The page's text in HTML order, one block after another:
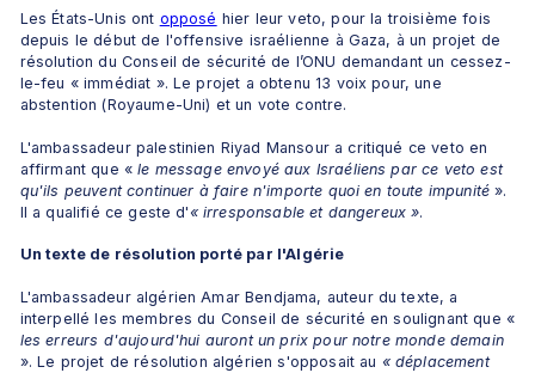
Les États-Unis ont opposé hier leur veto, pour la troisième fois
depuis le début de l'offensive israélienne à Gaza, à un projet de
résolution du Conseil de sécurité de l’ONU demandant un cessez-
le-feu « immédiat ». Le projet a obtenu 13 voix pour, une
abstention (Royaume-Uni) et un vote contre.
L'ambassadeur palestinien Riyad Mansour a critiqué ce veto en
affirmant que « le message envoyé aux Israéliens par ce veto est
qu'ils peuvent continuer à faire n'importe quoi en toute impunité ».
Il a qualifié ce geste d' « irresponsable et dangereux ».
Un texte de résolution porté par l'Algérie
L'ambassadeur algérien Amar Bendjama, auteur du texte, a
les erreurs d'aujourd'hui auront un prix pour notre monde demain
». Le projet de résolution algérien s'opposait au « déplacement